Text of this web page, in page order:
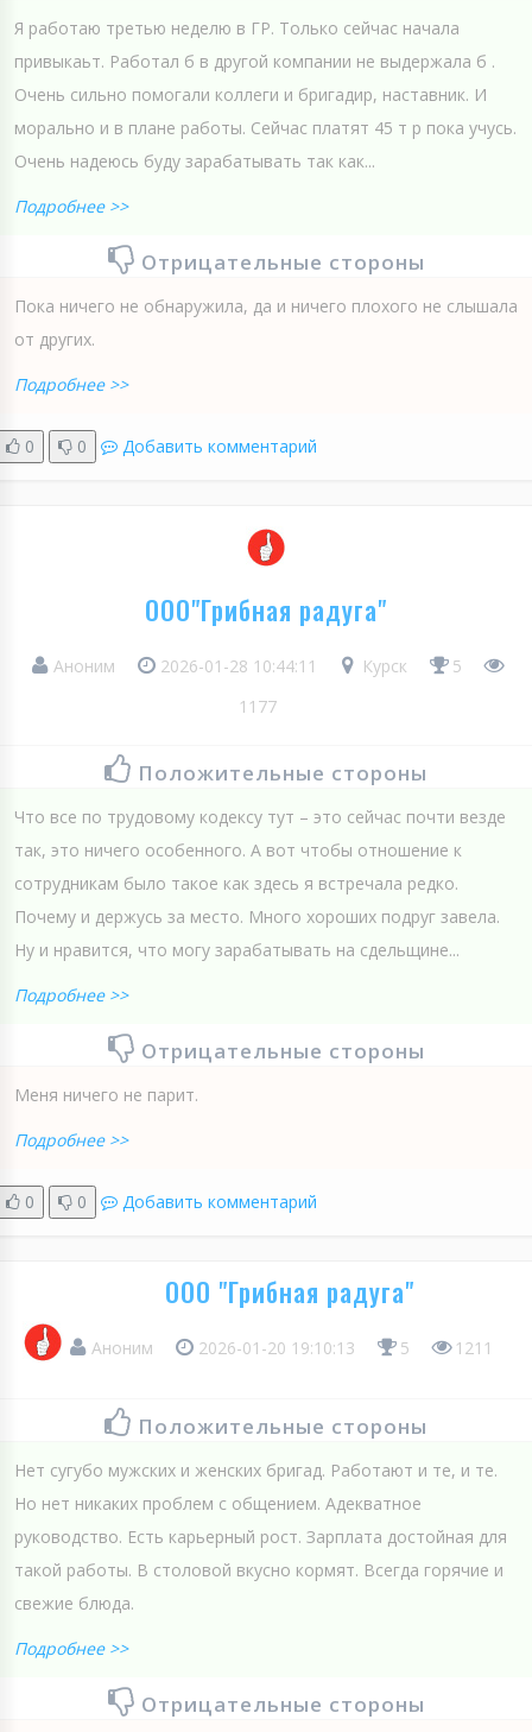
Я работаю третью неделю в ГР. Только сейчас начала
привыкаьт. Работал б в другой компании не выдержала б .
Очень сильно помогали коллеги и бригадир, наставник. И
морально и в плане работы. Сейчас платят 45 т р пока учусь.
Очень надеюсь буду зарабатывать так как...
Подробнее >>
Отрицательные стороны
Пока ничего не обнаружила, да и ничего плохого не слышала
от других.
Подробнее >>
0 0 Добавить комментарий
ООО"Грибная радуга"
Аноним 2026-01-28 10:44:11 Курск
5
1177
Положительные стороны
Что все по трудовому кодексу тут – это сейчас почти везде
так, это ничего особенного. А вот чтобы отношение к
сотрудникам было такое как здесь я встречала редко.
Почему и держусь за место. Много хороших подруг завела.
Ну и нравится, что могу зарабатывать на сдельщине...
Подробнее >>
Отрицательные стороны
Меня ничего не парит.
Подробнее >>
0 0 Добавить комментарий
ООО "Грибная радуга"
Аноним 2026-01-20 19:10:13 5 1211
Положительные стороны
Нет сугубо мужских и женских бригад. Работают и те, и те.
Но нет никаких проблем с общением. Адекватное
руководство. Есть карьерный рост. Зарплата достойная для
такой работы. В столовой вкусно кормят. Всегда горячие и
свежие блюда.
Подробнее >>
Отрицательные стороны